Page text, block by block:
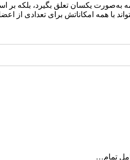
یکسان تعلق بگیرد، بلکه بر
با همه امکاناتش برای تعدادی از
تمام…